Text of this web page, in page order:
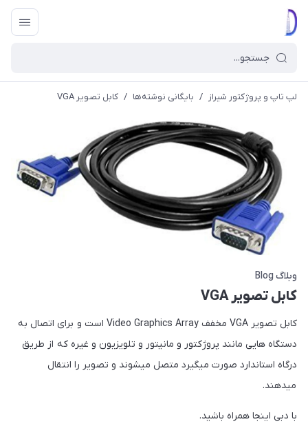
لپ تاپ و پروژکتور شیراز / بایگانی نوشته‌ها / کابل تصویر VGA
وبلاگ Blog
کابل تصویر VGA
کابل تصویر VGA مخفف Video Graphics Array است و برای اتصال به
دستگاه هایی مانند پروژکتور و مانیتور و تلویزیون و غیره که از طریق
درگاه استاندارد صورت میگیرد متصل میشوند و تصویر را انتقال
میدهند.
با دبی اینجا همراه باشید.